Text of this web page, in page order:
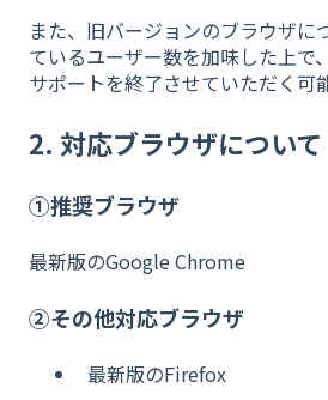
また、旧バージョンのブラウザに
ているユーザー数を加味した上で、
サポートを終了させていただく可
2. 対応ブラウザについて
①推奨ブラウザ
最新版のGoogle Chrome
②その他対応ブラウザ
最新版のFirefox